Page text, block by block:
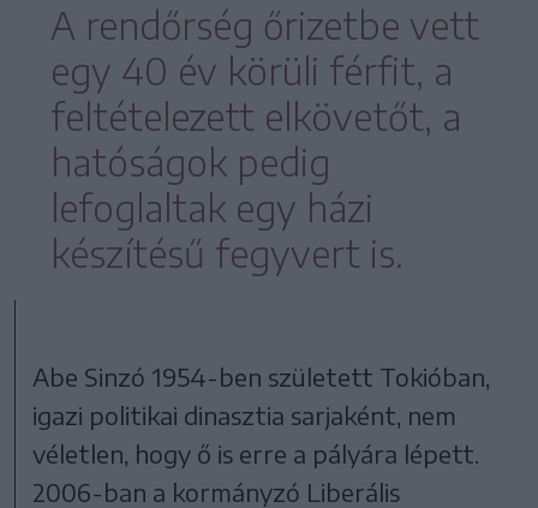
A rendőrség őrizetbe vett
egy 40 év körüli férfit, a
feltételezett elkövetőt, a
hatóságok pedig
lefoglaltak egy házi
készítésű fegyvert is.
Abe Sinzó 1954-ben született Tokióban,
igazi politikai dinasztia sarjaként, nem
véletlen, hogy ő is erre a pályára lépett.
2006-ban a kormányzó Liberális